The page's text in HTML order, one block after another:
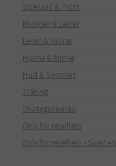
Stressad & Trött
Muskler & Leder
Lever & Njurar
Hjärna & Minne
Hud & Skönhet
Träning
Okategoriserad
Only for resellers
Only for resellers - Sweden